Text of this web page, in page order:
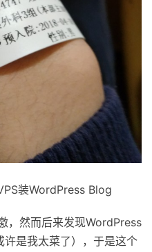
装WordPress Blog
，然而后来发现WordPress
是我太菜了），于是这个